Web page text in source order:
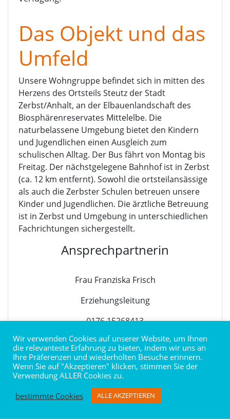
Das Objekt und das
Umfeld
Unsere Wohngruppe befindet sich in mitten des
Herzens des Ortsteils Steutz der Stadt
Zerbst/Anhalt, an der Elbauenlandschaft des
Biosphärenreservates Mittelelbe. Die
naturbelassene Umgebung bietet den Kindern
und Jugendlichen einen Ausgleich zum
schulischen Alltag. Der Bus fährt von Montag bis
Freitag. Der nächstgelegene Bahnhof ist in Zerbst
(ca. 12 km entfernt). Sowohl die ortsteilansässige
als auch die Zerbster Schulen betreuen unsere
Kinder und Jugendlichen. Die ärztliche Betreuung
ist in Zerbst und Umgebung in unterschiedlichen
Fachrichtungen sichergestellt.
Ansprechpartnerin
Frau Franziska Frisch
Erziehungsleitung
0176 15268413
f.frisch@menschenskinderggmbh.de
Wir verwenden Cookies auf unserer Website, um Ihnen
die relevanteste Erfahrung zu bieten, indem wir uns an
Ihre Präferenzen und wiederholten Besuche erinnern.
Wenn Sie auf "Akzeptieren" klicken, stimmen Sie der
Verwendung ALLER Cookies zu.
bestimmte Cookies
ALLE AKZEPTIEREN